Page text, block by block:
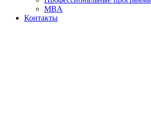
MBA
Контакты